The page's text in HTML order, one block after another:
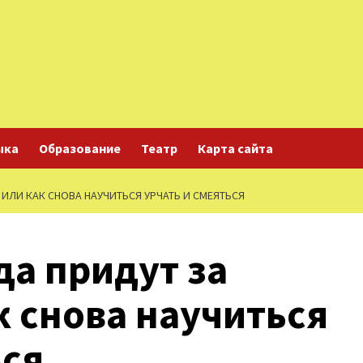
Образование Театр Карта сайта
КАК СНОВА НАУЧИТЬСЯ УРЧАТЬ И СМЕЯТЬСЯ
придут за
научиться